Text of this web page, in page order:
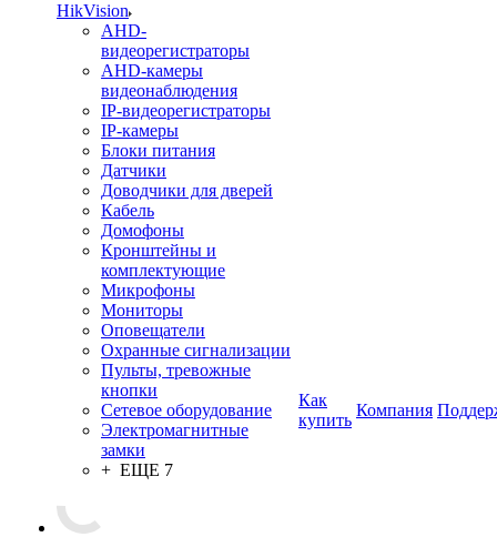
HikVision
AHD-
видеорегистраторы
AHD-камеры
видеонаблюдения
IP-видеорегистраторы
IP-камеры
Блоки питания
Датчики
Доводчики для дверей
Кабель
Домофоны
Кронштейны и
комплектующие
Микрофоны
Мониторы
Оповещатели
Охранные сигнализации
Пульты, тревожные
кнопки
Сетевое оборудование
Электромагнитные
замки
+ ЕЩЕ 7
Как
купить
Компания